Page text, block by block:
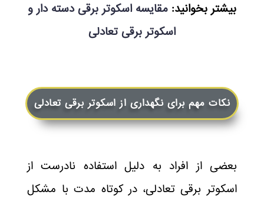
بیشتر بخوانید: مقایسه اسکوتر برقی دسته دار و
اسکوتر برقی تعادلی
نکات مهم برای نگهداری از اسکوتر برقی تعادلی
بعضی از افراد به دلیل استفاده نادرست از
اسکوتر برقی تعادلی، در کوتاه مدت با مشکل